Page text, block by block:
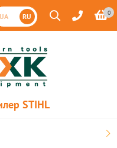
UA RU 0
STIHL